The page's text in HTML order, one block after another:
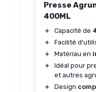
Presse
400ML
＋ Capacité de
＋
Facilité
＋
Matériau en
＋
Idéal pour
et autres
＋
Design